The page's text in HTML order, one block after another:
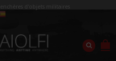
d'objets militaires